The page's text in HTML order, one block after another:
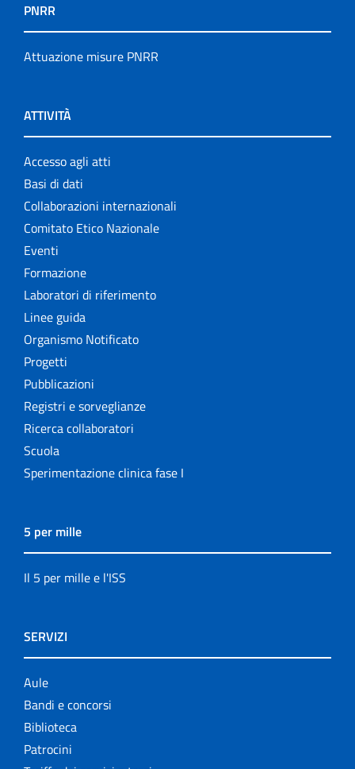
PNRR
Attuazione misure PNRR
ATTIVITÀ
Accesso agli atti
Basi di dati
Collaborazioni internazionali
Comitato Etico Nazionale
Eventi
Formazione
Laboratori di riferimento
Linee guida
Organismo Notificato
Progetti
Pubblicazioni
Registri e sorveglianze
Ricerca collaboratori
Scuola
Sperimentazione clinica fase I
5 per mille
Il 5 per mille e l'ISS
SERVIZI
Aule
Bandi e concorsi
Biblioteca
Patrocini